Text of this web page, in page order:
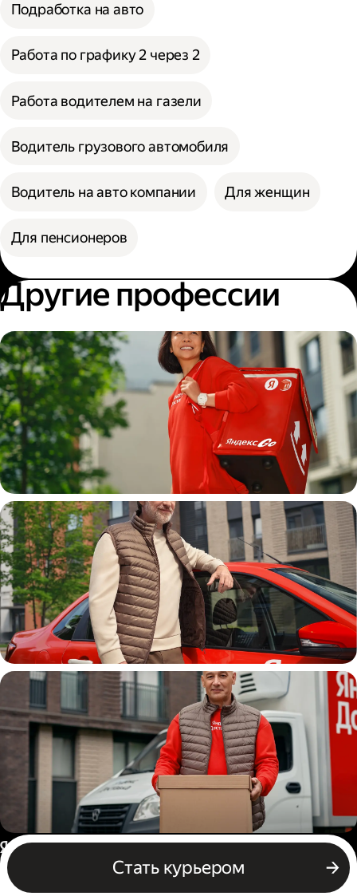
Подработка на авто
Работа по графику 2 через 2
Работа водителем на газели
Водитель грузового автомобиля
Водитель на авто компании Для женщин
Для пенсионеров
Другие профессии
Пеший курьер
Автокурьер
Водитель грузового авто
Стать курьером
Россия
Бизнесу